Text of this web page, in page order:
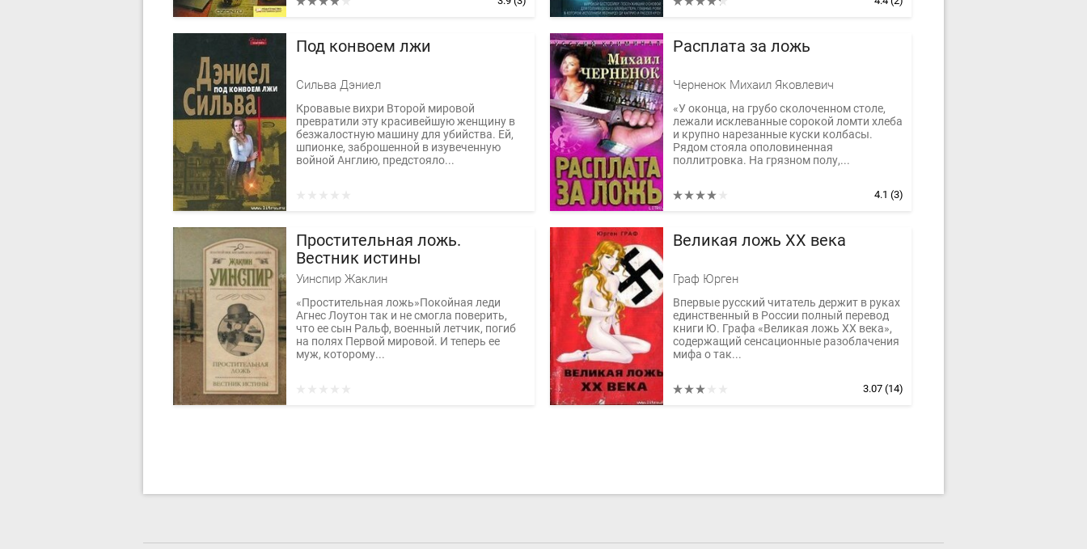
Под конвоем лжи
Сильва Дэниел
Кровавые вихри Второй мировой
превратили эту красивейшую женщину в
безжалостную машину для убийства. Ей,
шпионке, заброшенной в изувеченную
войной Англию, предстояло...
Расплата за ложь
Черненок Михаил Яковлевич
«У оконца, на грубо сколоченном столе,
лежали исклеванные сорокой ломти хлеба
и крупно нарезанные куски колбасы.
Рядом стояла ополовиненная
поллитровка. На грязном полу,...
4.1 (3)
Простительная ложь.
Вестник истины
Уинспир Жаклин
«Простительная ложь»Покойная леди
Агнес Лоутон так и не смогла поверить,
что ее сын Ральф, военный летчик, погиб
на полях Первой мировой. И теперь ее
муж, которому...
Великая ложь XX века
Граф Юрген
Впервые русский читатель держит в руках
единственный в России полный перевод
книги Ю. Графа «Великая ложь XX века»,
содержащий сенсационные разоблачения
мифа о так...
3.07(14)